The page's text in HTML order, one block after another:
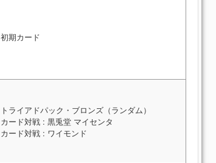
初期カード
トライアドパック・ブロンズ（ランダム）
カード対戦 : 黒兎堂 マイセンタ
カード対戦 : ワイモンド